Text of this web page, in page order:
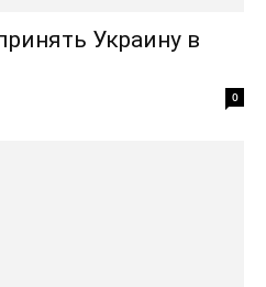
Украину в
0